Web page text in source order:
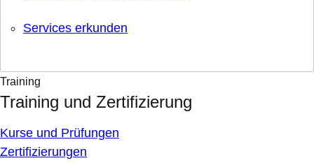
Services erkunden
Training
Training und Zertifizierung
Kurse und Prüfungen
Zertifizierungen